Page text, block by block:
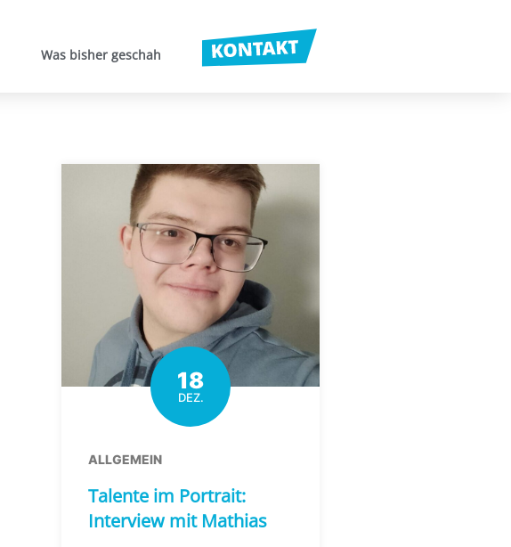
Was bisher geschah
18
DEZ.
ALLGEMEIN
Talente im Portrait:
Interview mit Mathias